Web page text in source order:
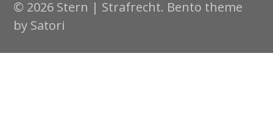
© 2026 Stern | Strafrecht. Bento theme
by Satori